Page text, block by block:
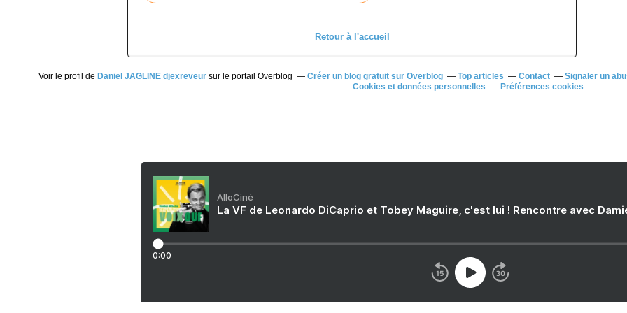
Retour à l'accueil
Voir le profil de Daniel JAGLINE djexreveursur le portail Overblog Créer un blog gratuit sur Overblog Top articles Contact Signaler un
Cookies et données personnelles
Préférences cookies
AlloCiné
La VF de Leonardo DiCaprio et Tobey Maguire, c'est lui ! Rencontre avec
0:00